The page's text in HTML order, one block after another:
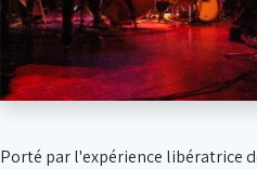
Porté par l'expérience libératrice